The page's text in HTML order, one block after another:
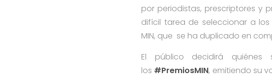
por periodistas, prescriptores y
difícil tarea de seleccionar a
MIN, que se ha duplicado en
El público decidirá
los #PremiosMIN, emitiendo su